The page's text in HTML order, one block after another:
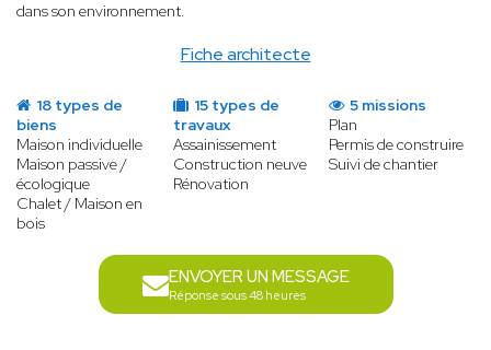
Fiche architecte
dans son environnement.
18 types de
biens
Maison individuelle
Maison passive /
écologique
Chalet / Maison en
bois
15 types de
travaux
Assainissement
Construction neuve
Rénovation
5 missions
Plan
Permis de construire
Suivi de chantier
ENVOYER UN MESSAGE
Réponse sous 48 heures